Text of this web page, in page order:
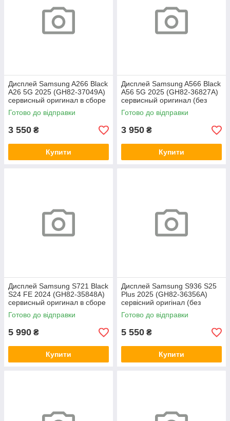
Дисплей Samsung A266 Black
A26 5G 2025 (GH82-37049A)
сервисный оригинал в сборе
с рамкой
Готово до відправки
3 550 ₴
Купити
Дисплей Samsung A566 Black
A56 5G 2025 (GH82-36827A)
сервисный оригинал (без
рамки)
Готово до відправки
3 950 ₴
Купити
Дисплей Samsung S721 Black
S24 FE 2024 (GH82-35848A)
сервисный оригинал в сборе
с рамкой
Готово до відправки
5 990 ₴
Купити
Дисплей Samsung S936 S25
Plus 2025 (GH82-36356A)
сервісний оригінал (без
рамки)
Готово до відправки
5 550 ₴
Купити